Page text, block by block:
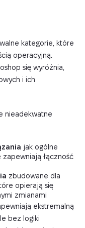
kategorie, które
operacyjną.
się wyróżnia,
i ich
nieadekwatne
jak ogólne
łączność
zbudowane dla
opierają się
zmianami
ekstremalną
bez logiki